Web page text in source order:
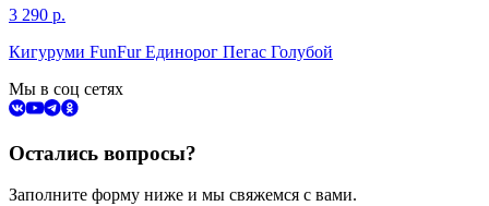
3 290 р.
Кигуруми FunFur Единорог Пегас Голубой
Мы в соц сетях
Остались вопросы?
Заполните форму ниже и мы свяжемся с вами.